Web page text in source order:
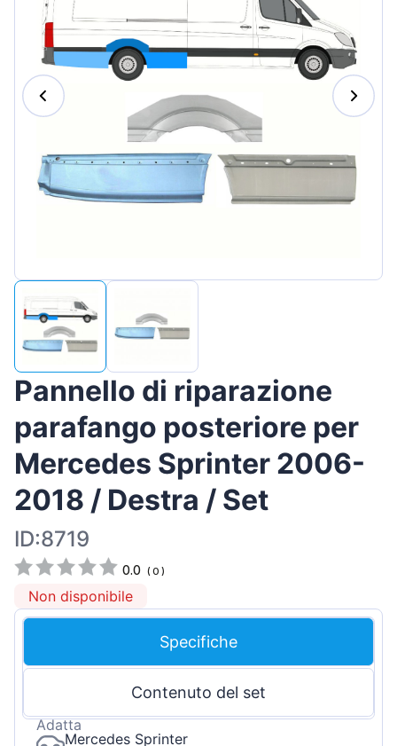
Lietuvių
Hrvatski
Português
Slovenian
Latvian
Slovenčina
Pannello di riparazione
parafango posteriore per
Mercedes Sprinter 2006-
2018 / Destra / Set
ID:8719
0.0 (0 )
Non disponibile
Specifiche
Contenuto del set
Adatta
Mercedes Sprinter